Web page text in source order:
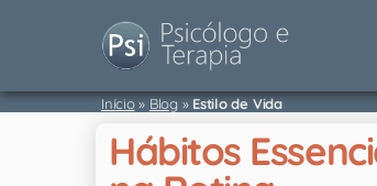
Início» Blog» Estilo de Vida
Hábitos